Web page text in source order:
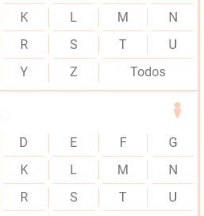
K L M
N
R S T
U
Y Z Todos
D E F
G
K L M
N
R S T
U